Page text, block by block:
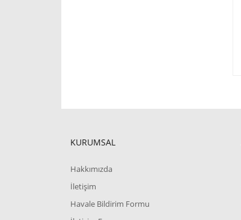
KURUMSAL
Hakkımızda
İletişim
Havale Bildirim Formu